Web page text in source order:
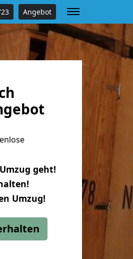
Angebot
geht!
Umzug!